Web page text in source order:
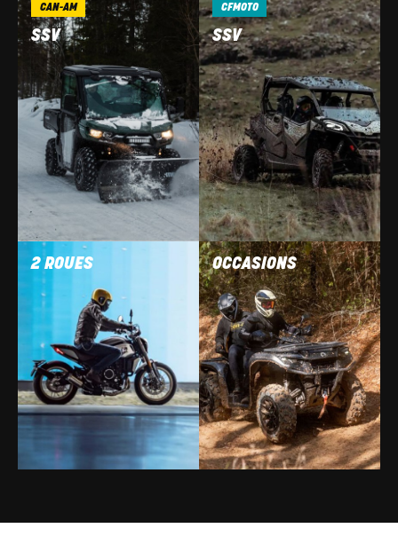
CAN-AM
SSV
CFMOTO
SSV
2 ROUES OCCASIONS